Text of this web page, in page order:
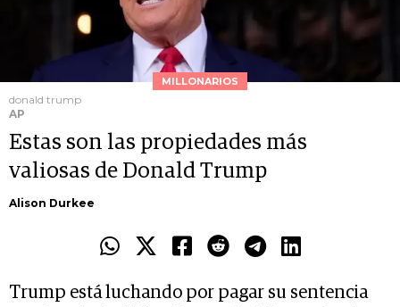
MILLONARIOS
donald trump
AP
Estas son las propiedades más
valiosas de Donald Trump
Alison Durkee
Trump está luchando por pagar su sentencia